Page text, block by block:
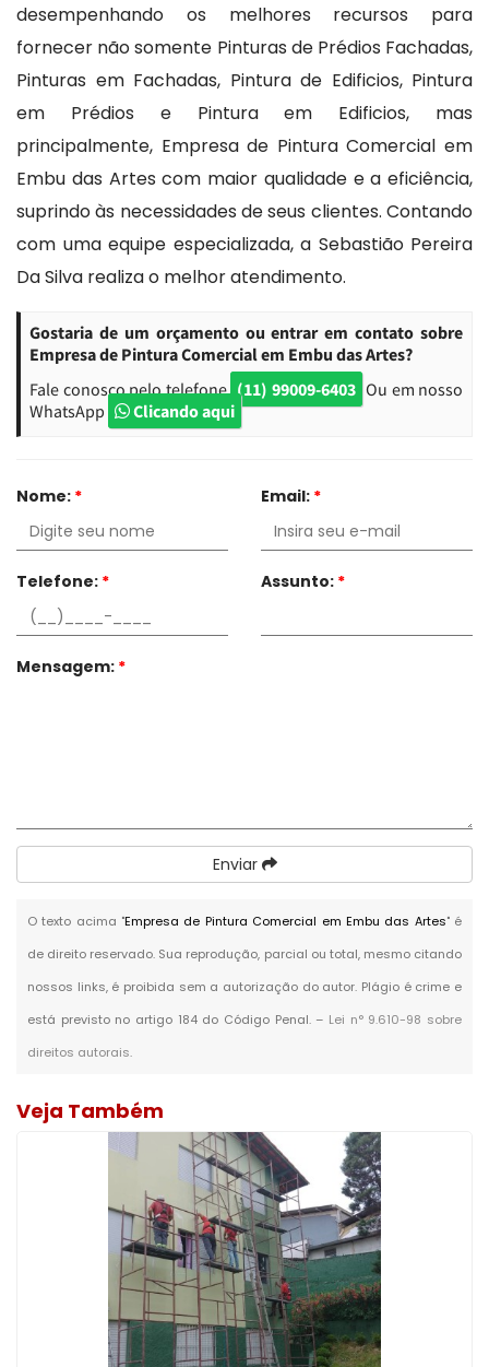
desempenhando os melhores recursos para
fornecer não somente Pinturas de Prédios Fachadas,
Pinturas em Fachadas, Pintura de Edificios, Pintura
em Prédios e Pintura em Edificios, mas
principalmente, Empresa de Pintura Comercial em
Embu das Artes com maior qualidade e a eficiência,
suprindo às necessidades de seus clientes. Contando
com uma equipe especializada, a Sebastião Pereira
Da Silva realiza o melhor atendimento.
Gostaria de um orçamento ou entrar em contato sobre
Empresa de Pintura Comercial em Embu das Artes?
Fale conosco pelo telefone (11) 99009-6403 Ou em nosso
WhatsApp
Clicando aqui
Nome: * Email: *
Telefone: * Assunto: *
Mensagem: *
Enviar
O texto acima "Empresa de Pintura Comercial em Embu das Artes" é
de direito reservado. Sua reprodução, parcial ou total, mesmo citando
nossos links, é proibida sem a autorização do autor. Plágio é crime e
está previsto no artigo 184 do Código Penal. – Lei n° 9.610-98 sobre
direitos autorais.
Veja Também